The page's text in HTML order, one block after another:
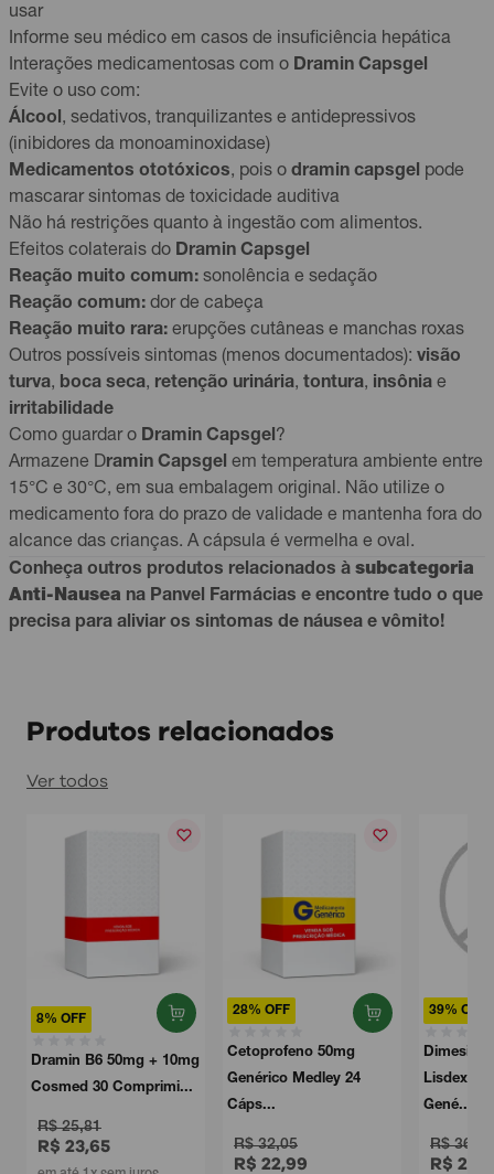
usar
Informe seu médico em casos de insuficiência hepática
Interações medicamentosas com o Dramin Capsgel
Evite o uso com:
Álcool, sedativos, tranquilizantes e antidepressivos
(inibidores da monoaminoxidase)
Medicamentos ototóxicos, pois o dramin capsgel pode
mascarar sintomas de toxicidade auditiva
Não há restrições quanto à ingestão com alimentos.
Efeitos colaterais do Dramin Capsgel
Reação muito comum: sonolência e sedação
Reação comum: dor de cabeça
Reação muito rara: erupções cutâneas e manchas roxas
Outros possíveis sintomas (menos documentados): visão
turva, boca seca, retenção urinária, tontura, insônia e
irritabilidade
Como guardar o Dramin Capsgel?
Armazene Dramin Capsgel em temperatura ambiente entre
15°C e 30°C, em sua embalagem original. Não utilize o
medicamento fora do prazo de validade e mantenha fora do
alcance das crianças. A cápsula é vermelha e oval.
Conheça outros produtos relacionados à subcategoria
Anti-Nausea na Panvel Farmácias e encontre tudo o que
precisa para aliviar os sintomas de náusea e vômito!
Produtos relacionados
Ver todos
28% OFF
Cetoprofeno 50mg
Genérico Medley 24
R$ 32,05
R$ 22,99
39% OFF
Dimesilato de
Lisdexanfetamina 50mg
Gené...
R$ 363,51
R$ 219,99